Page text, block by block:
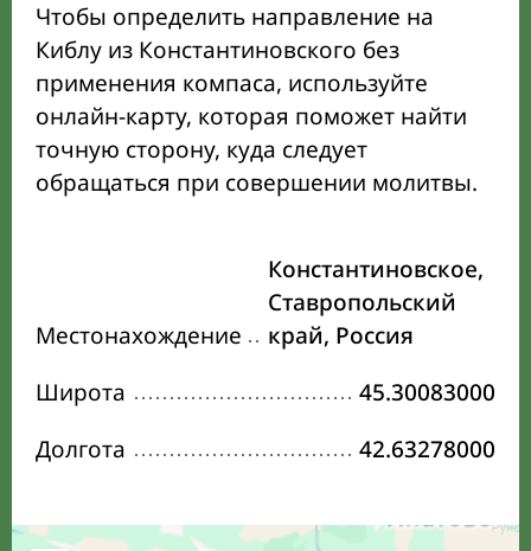
Чтобы определить направление на
Киблу из Константиновского без
применения компаса, используйте
онлайн-карту, которая поможет найти
точную сторону, куда следует
обращаться при совершении молитвы.
Местонахождение
Константиновское,
Ставропольский
край, Россия
Широта
45.30083000
Долгота
42.63278000